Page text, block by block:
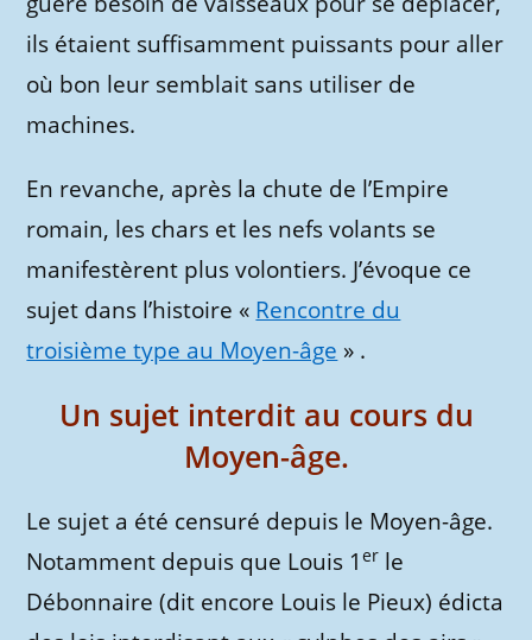
ils étaient suffisamment puissants pour aller
où bon leur semblait sans utiliser de
machines.
En revanche, après la chute de l’Empire
romain, les chars et les nefs volants se
manifestèrent plus volontiers. J’évoque ce
sujet dans l’histoire « Rencontre du
troisième type au Moyen-âge » .
Un sujet interdit au cours du
Moyen-âge.
Le sujet a été censuré depuis le Moyen-âge.
Notamment depuis que Louis 1er le
Débonnaire (dit encore Louis le Pieux) édicta